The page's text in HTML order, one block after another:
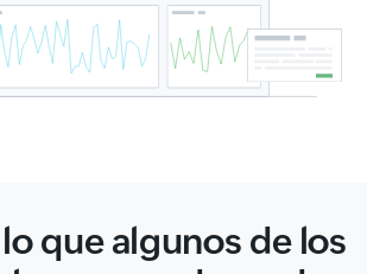
que algunos de los